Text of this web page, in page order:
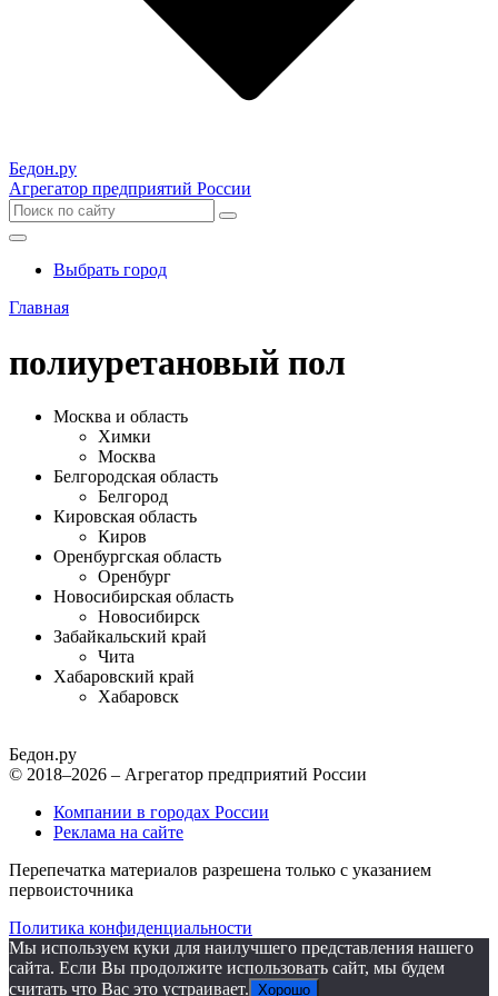
Бедон.ру
Агрегатор предприятий России
Выбрать город
Главная
полиуретановый пол
Москва и область
Химки
Москва
Белгородская область
Белгород
Кировская область
Киров
Оренбургская область
Оренбург
Новосибирская область
Новосибирск
Забайкальский край
Чита
Хабаровский край
Хабаровск
Бедон.ру
© 2018–2026 – Агрегатор предприятий России
Компании в городах России
Реклама на сайте
Перепечатка материалов разрешена только с указанием
первоисточника
Политика конфиденциальности
Мы используем куки для наилучшего представления нашего
сайта. Если Вы продолжите использовать сайт, мы будем
считать что Вас это устраивает. Хорошо